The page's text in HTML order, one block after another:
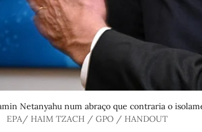
Netanyahu num abraço que contraria o
EPA/ HAIM TZACH / GPO / HANDOUT